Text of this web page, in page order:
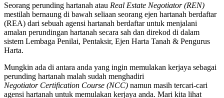
Seorang perunding hartanah atau Real Estate Negotiator (REN)
mestilah bernaung di bawah seliaan seorang ejen hartanah berdaftar
(REA) dari sebuah agensi hartanah berdaftar untuk menjalani
amalan perundingan hartanah secara sah dan direkod di dalam
sistem Lembaga Penilai, Pentaksir, Ejen Harta Tanah & Pengurus
Harta.
Mungkin ada di antara anda yang ingin memulakan kerjaya sebagai
perunding hartanah malah sudah menghadiri
Negotiator Certification Course (NCC) namun masih tercari-cari
agensi hartanah untuk memulakan kerjaya anda. Mari kita lihat